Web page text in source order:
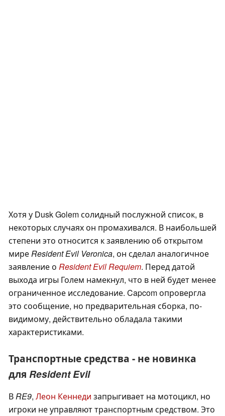
Хотя у Dusk Golem солидный послужной список, в
некоторых случаях он промахивался. В наибольшей
степени это относится к заявлению об открытом
миреResident Evil Veronica, он сделал аналогичное
заявление о Resident Evil Requiem. Перед датой
выхода игры Голем намекнул, что в ней будет менее
ограниченное исследование. Capcom опровергла
это сообщение, но предварительная сборка, по-
видимому, действительно обладала такими
характеристиками.
Транспортные средства - не новинка
для Resident Evil
ВRE9, Леон Кеннеди запрыгивает на мотоцикл, но
игроки не управляют транспортным средством. Это